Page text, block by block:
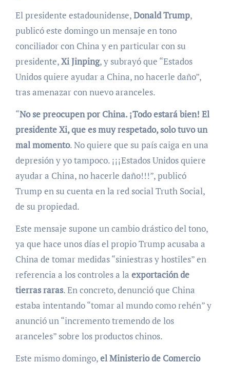
El presidente estadounidense,Donald Trump,
publicó este domingo un mensaje en tono
conciliador con China y en particular con su
presidente,Xi Jinping, y subrayó que “Estados
Unidos quiere ayudar a China, no hacerle daño”,
tras amenazar con nuevo aranceles.
“No se preocupen por China. ¡Todo estará bien! El
presidente Xi, que es muy respetado, solo tuvo un
mal momento. No quiere que su país caiga en una
depresión y yo tampoco. ¡¡¡Estados Unidos quiere
ayudar a China, no hacerle daño!!!”, publicó
Trump en su cuenta en la red social Truth Social,
de su propiedad.
Este mensaje supone un cambio drástico del tono,
ya que hace unos días el propio Trump acusaba a
China de tomar medidas “siniestras y hostiles” en
referencia a los controles a la exportación de
tierras raras. En concreto, denunció que China
estaba intentando “tomar al mundo como rehén” y
anunció un “incremento tremendo de los
aranceles” sobre los productos chinos.
Este mismo domingo,el Ministerio de Comercio